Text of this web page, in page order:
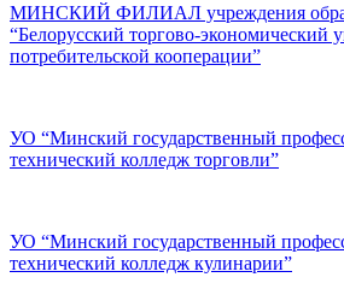
МИНСКИЙ ФИЛИАЛ учреждения
“Белорусский торгово-экономический
потребительской кооперации”
УО “Минский государственный
технический колледж торговли”
УО “Минский государственный
технический колледж кулинарии”